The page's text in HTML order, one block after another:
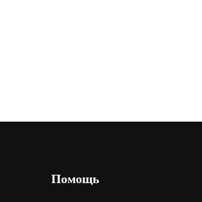
Помощь